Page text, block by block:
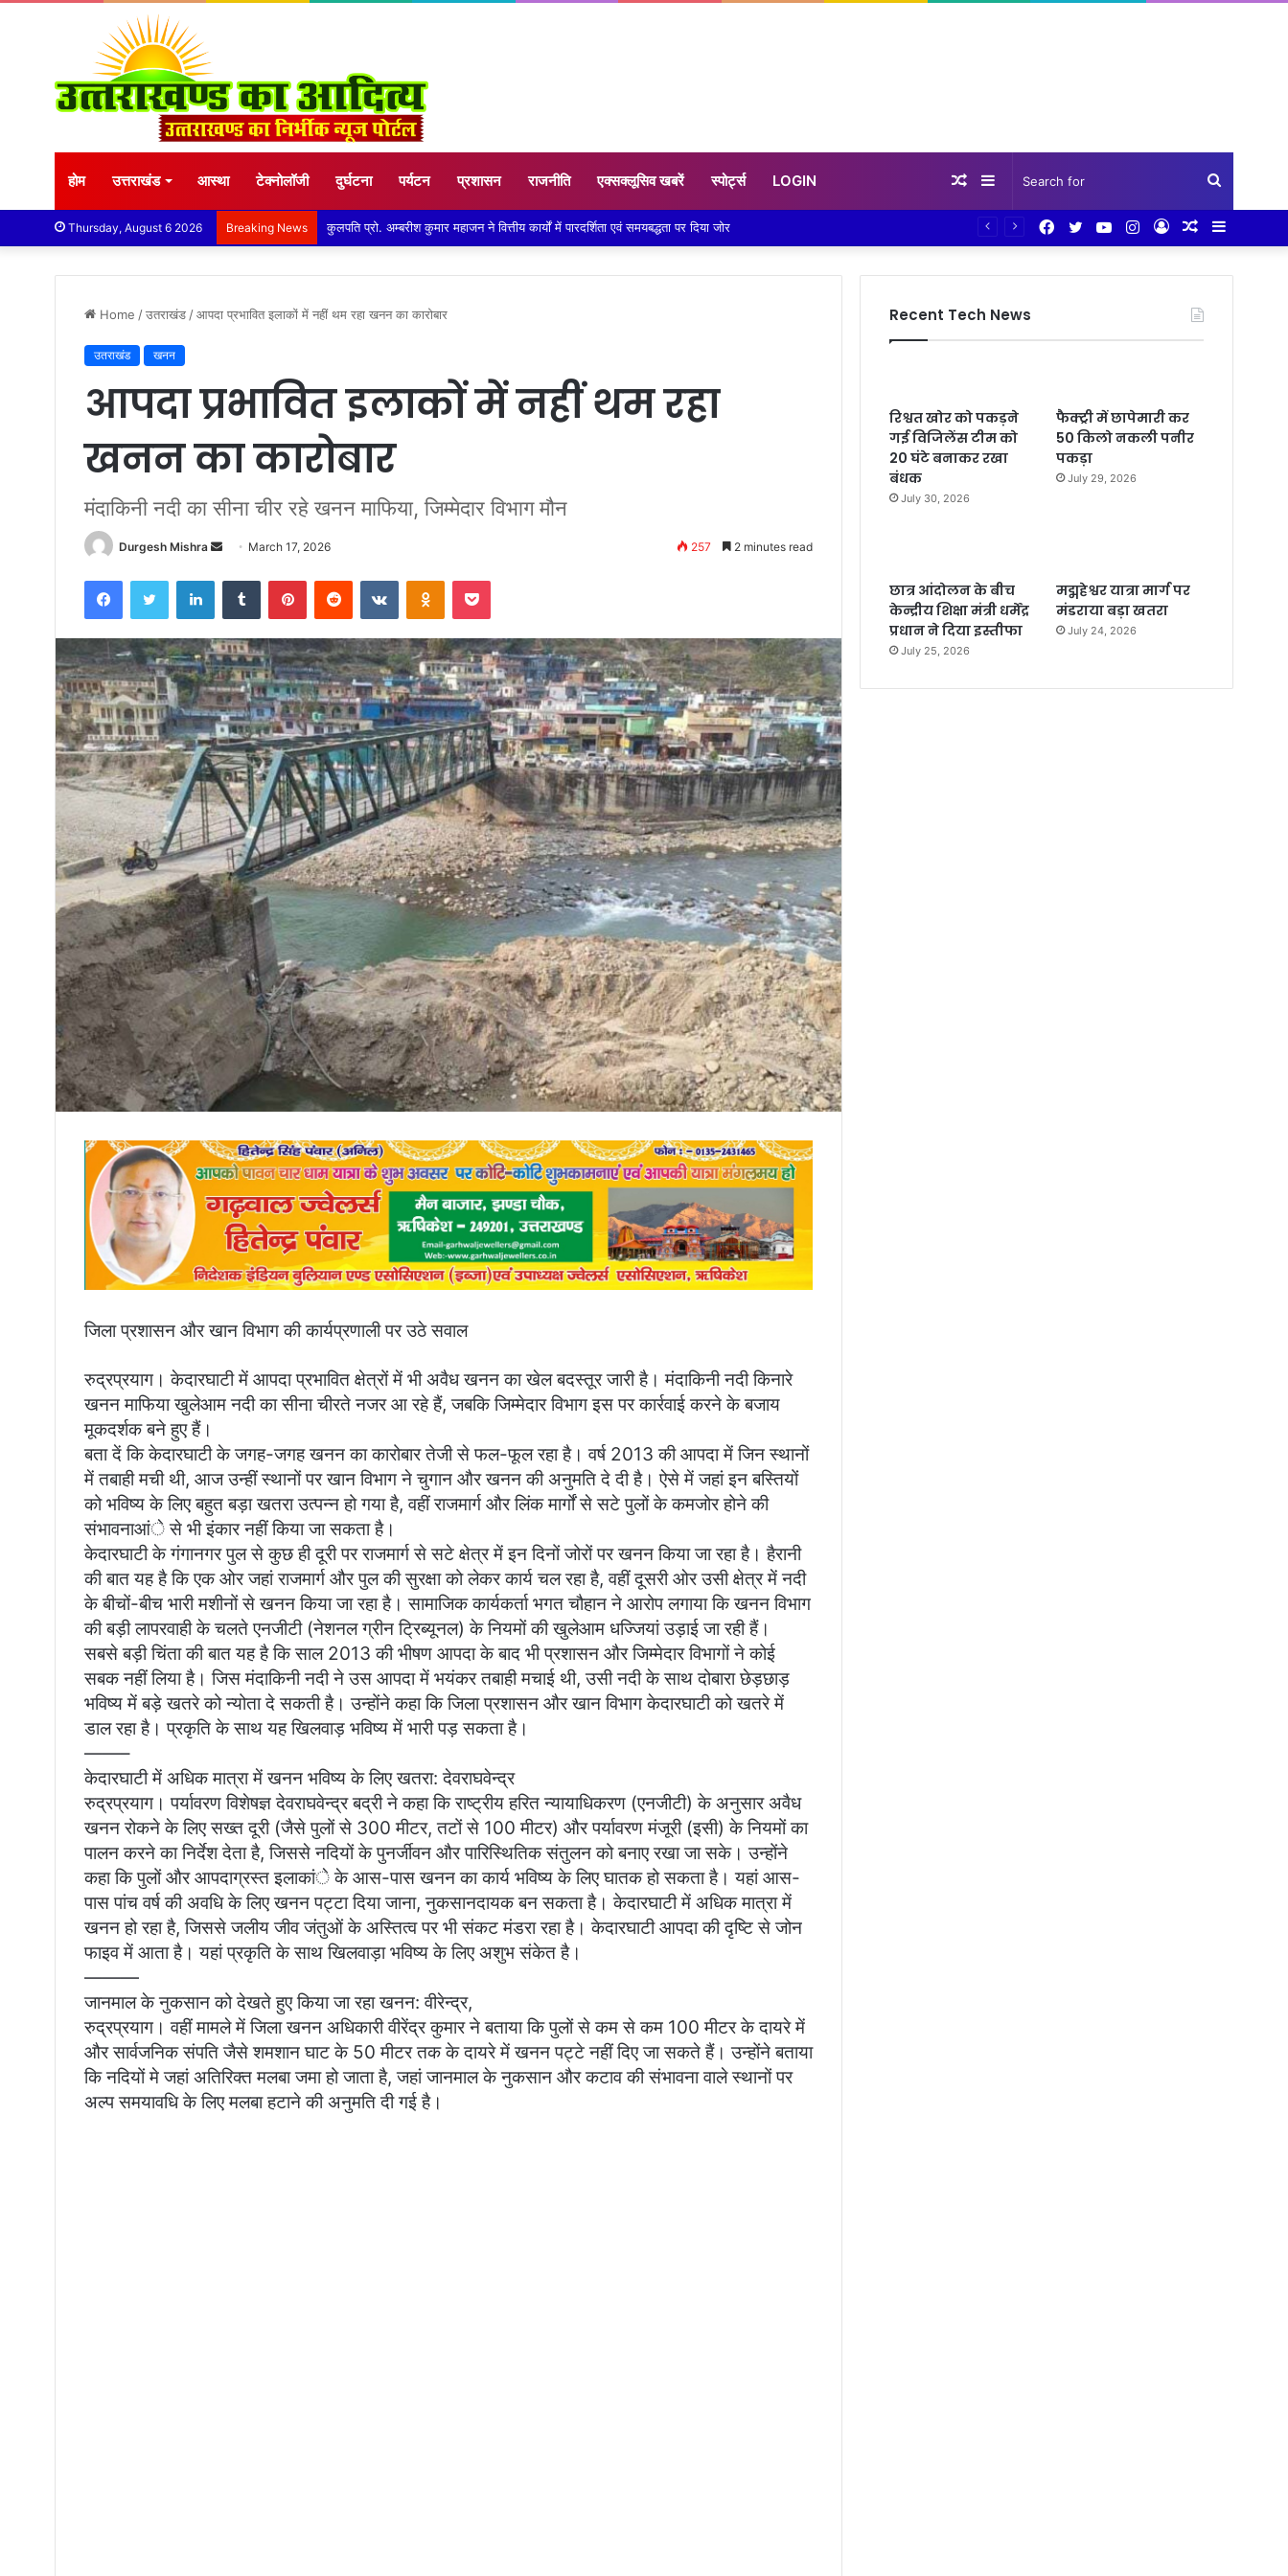
होम उत्तराखंड आस्था टेक्नोलॉजी दुर्घटना पर्यटन प्रशासन राजनीति एक्सक्लूसिव खबरें स्पोर्ट्स LOGIN Search
for
Sidebar
Random
Thursday, August 6 2026 Breaking News कुमाऊं कमिश्नर और नैनीताल विधायक को मिला एसआईआर का नोटिस सरिता आर्या ने पता बदलने को बताया कारण Sidebar
Random
Log
Instagram
YouTube
Twitter
Facebook
Home /उतराखंड /आपदा प्रभावित इलाकों में नहीं थम रहा खनन का कारोबार
उतराखंड खनन
आपदा प्रभावित इलाकों में नहीं थम रहा
खनन का कारोबार
मंदाकिनी नदी का सीना चीर रहे खनन माफिया, जिम्मेदार विभाग मौन
Durgesh Mishra
Send
email
March 17, 2026 257 2 minutes read
FacebookTwitter LinkedInTumblr PinterestReddit VKontakteOdnoklassniki
Pocket
जिला प्रशासन और खान विभाग की कार्यप्रणाली पर उठे सवाल
रुद्रप्रयाग। केदारघाटी में आपदा प्रभावित क्षेत्रों में भी अवैध खनन का खेल बदस्तूर जारी है। मंदाकिनी नदी किनारे
खनन माफिया खुलेआम नदी का सीना चीरते नजर आ रहे हैं, जबकि जिम्मेदार विभाग इस पर कार्रवाई करने के बजाय
मूकदर्शक बने हुए हैं।
बता दें कि केदारघाटी के जगह-जगह खनन का कारोबार तेजी से फल-फूल रहा है। वर्ष 2013 की आपदा में जिन स्थानों
में तबाही मची थी, आज उन्हीं स्थानों पर खान विभाग ने चुगान और खनन की अनुमति दे दी है। ऐसे में जहां इन बस्तियों
को भविष्य के लिए बहुत बड़ा खतरा उत्पन्न हो गया है, वहीं राजमार्ग और लिंक मार्गों से सटे पुलों के कमजोर होने की
संभावनाआंे से भी इंकार नहीं किया जा सकता है।
केदारघाटी के गंगानगर पुल से कुछ ही दूरी पर राजमार्ग से सटे क्षेत्र में इन दिनों जोरों पर खनन किया जा रहा है। हैरानी
की बात यह है कि एक ओर जहां राजमार्ग और पुल की सुरक्षा को लेकर कार्य चल रहा है, वहीं दूसरी ओर उसी क्षेत्र में नदी
के बीचों-बीच भारी मशीनों से खनन किया जा रहा है। सामाजिक कार्यकर्ता भगत चौहान ने आरोप लगाया कि खनन विभाग
की बड़ी लापरवाही के चलते एनजीटी (नेशनल ग्रीन ट्रिब्यूनल) के नियमों की खुलेआम धज्जियां उड़ाई जा रही हैं।
सबसे बड़ी चिंता की बात यह है कि साल 2013 की भीषण आपदा के बाद भी प्रशासन और जिम्मेदार विभागों ने कोई
सबक नहीं लिया है। जिस मंदाकिनी नदी ने उस आपदा में भयंकर तबाही मचाई थी, उसी नदी के साथ दोबारा छेड़छाड़
भविष्य में बड़े खतरे को न्योता दे सकती है। उन्होंने कहा कि जिला प्रशासन और खान विभाग केदारघाटी को खतरे में
डाल रहा है। प्रकृति के साथ यह खिलवाड़ भविष्य में भारी पड़ सकता है।
——–
केदारघाटी में अधिक मात्रा में खनन भविष्य के लिए खतरा: देवराघवेन्द्र
रुद्रप्रयाग। पर्यावरण विशेषज्ञ देवराघवेन्द्र बद्री ने कहा कि राष्ट्रीय हरित न्यायाधिकरण (एनजीटी) के अनुसार अवैध
खनन रोकने के लिए सख्त दूरी (जैसे पुलों से 300 मीटर, तटों से 100 मीटर) और पर्यावरण मंजूरी (इसी) के नियमों का
पालन करने का निर्देश देता है, जिससे नदियों के पुनर्जीवन और पारिस्थितिक संतुलन को बनाए रखा जा सके। उन्होंने
कहा कि पुलों और आपदाग्रस्त इलाकांे के आस-पास खनन का कार्य भविष्य के लिए घातक हो सकता है। यहां आस-
पास पांच वर्ष की अवधि के लिए खनन पट्टा दिया जाना, नुकसानदायक बन सकता है। केदारघाटी में अधिक मात्रा में
खनन हो रहा है, जिससे जलीय जीव जंतुओं के अस्तित्व पर भी संकट मंडरा रहा है। केदारघाटी आपदा की दृष्टि से जोन
फाइव में आता है। यहां प्रकृति के साथ खिलवाड़ा भविष्य के लिए अशुभ संकेत है।
———
जानमाल के नुकसान को देखते हुए किया जा रहा खनन: वीरेन्द्र,
रुद्रप्रयाग। वहीं मामले में जिला खनन अधिकारी वीरेंद्र कुमार ने बताया कि पुलों से कम से कम 100 मीटर के दायरे में
और सार्वजनिक संपति जैसे शमशान घाट के 50 मीटर तक के दायरे में खनन पट्टे नहीं दिए जा सकते हैं। उन्होंने बताया
कि नदियों मे जहां अतिरिक्त मलबा जमा हो जाता है, जहां जानमाल के नुकसान और कटाव की संभावना वाले स्थानों पर
अल्प समयावधि के लिए मलबा हटाने की अनुमति दी गई है।
Recent Tech News
रिश्वत खोर को पकड़ने
गई विजिलेंस टीम को
20 घंटे बनाकर रखा
बंधक
July 30, 2026
फैक्ट्री में छापेमारी कर
50 किलो नकली पनीर
पकड़ा
July 29, 2026
छात्र आंदोलन के बीच
केन्द्रीय शिक्षा मंत्री धर्मेंद्र
प्रधान ने दिया इस्तीफा
July 25, 2026
मद्महेश्वर यात्रा मार्ग पर
मंडराया बड़ा खतरा
July 24, 2026